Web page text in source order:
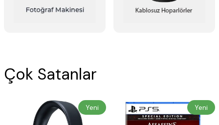
Çok Satanlar
Yeni Yeni